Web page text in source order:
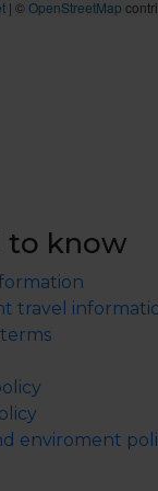
| ©OpenStreetMap
to know
travel
enviroment